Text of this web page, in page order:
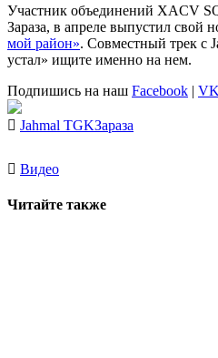
Участник объединений XACV
Зараза, в апреле выпустил свой
мой район». Совместный трек с
устал» ищите именно на нем.
Подпишись на наш Facebook | VK
Jahmal TGKЗараза
Видео
Читайте также